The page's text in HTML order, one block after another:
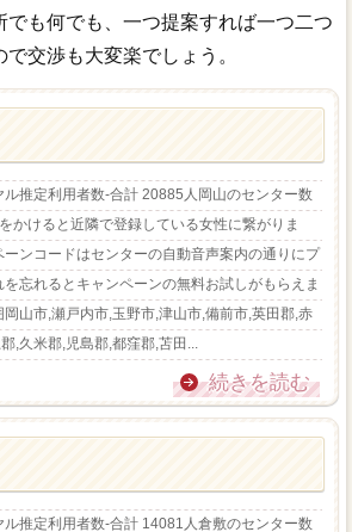
でも何でも、一つ提案すれば一つ二つ
交渉も大変楽でしょう。
推定利用者数-合計 20885人岡山のセンター数
かけると近隣で登録している女性に繋がりま
ンコードはセンターの自動音声案内の通りにプ
忘れるとキャンペーンの無料お試しがもらえま
山市,瀬戸内市,玉野市,津山市,備前市,英田郡,赤
,久米郡,児島郡,都窪郡,苫田...
続きを読む
推定利用者数-合計 14081人倉敷のセンター数